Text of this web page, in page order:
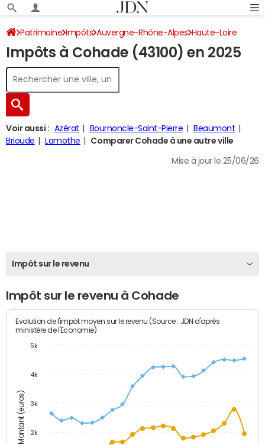
Patrimoine Impôts Auvergne-Rhône-Alpes Haute-Loire
Cohade Impôt sur le revenu
Impôts à Cohade (43100) en 2025
Voir aussi : Azérat Bournoncle-Saint-Pierre
Beaumont
Brioude
Lamothe Comparer Cohade à une autre ville
Mise à jour le 25/06/26
Impôt sur le revenu
Impôt sur le revenu à Cohade
Montant (euros)
Evolution de l'impôt moyen sur le revenu (Source : JDN d'après
ministère de l'Economie)
2k
3k
4k
5k